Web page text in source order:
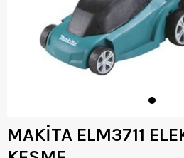
MAKİTA ELM3711